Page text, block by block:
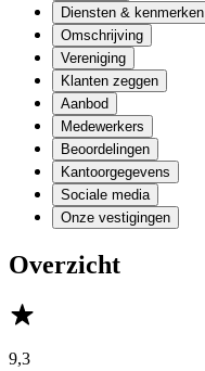
Diensten & kenmerken
Omschrijving
Vereniging
Klanten zeggen
Aanbod
Medewerkers
Beoordelingen
Kantoorgegevens
Sociale media
Onze vestigingen
Overzicht
9,3